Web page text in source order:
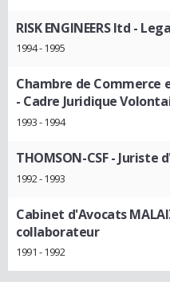
RISK ENGINEERS ltd -
1994 - 1995
Chambre de
- Cadre Juridique
1993 - 1994
THOMSON-CSF- Juriste
1992 - 1993
Cabinet d'Avocats
collaborateur
1991 - 1992